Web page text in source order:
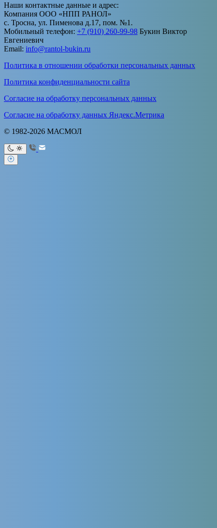
Наши контактные данные и адрес:
Компания ООО «НПП РАНОЛ»
с. Тросна, ул. Пименова д.17, пом. №1.
Мобильный телефон: +7 (910) 260-99-98 Букин Виктор
Евгениевич
Email: info@rantol-bukin.ru
Политика в отношении обработки персональных данных
Политика конфиденциальности сайта
Согласие на обработку персональных данных
Согласие на обработку данных Яндекс.Метрика
© 1982-2026 МАСМОЛ